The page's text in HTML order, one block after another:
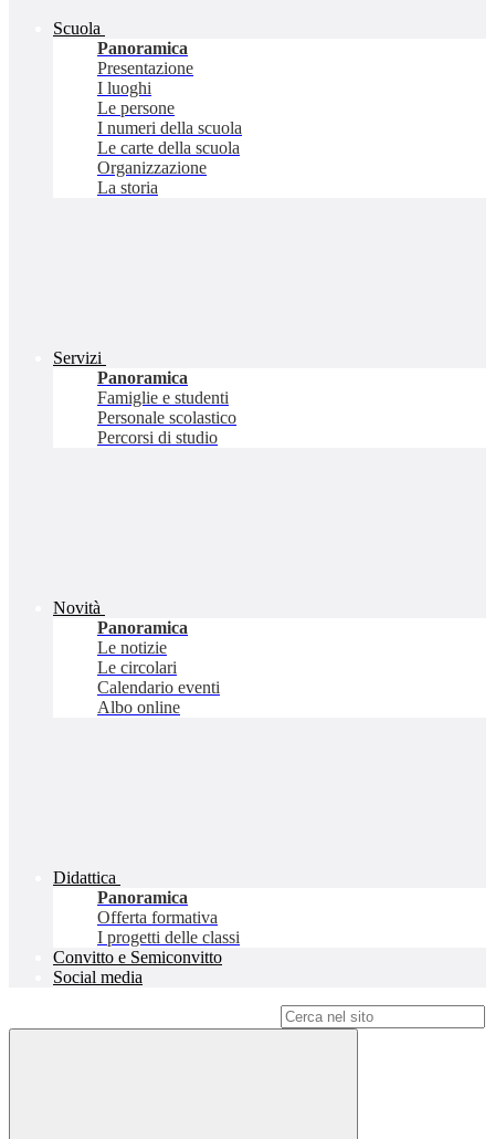
Scuola
Panoramica
Presentazione
I luoghi
Le persone
I numeri della scuola
Le carte della scuola
Organizzazione
La storia
Servizi
Panoramica
Famiglie e studenti
Personale scolastico
Percorsi di studio
Novità
Panoramica
Le notizie
Le circolari
Calendario eventi
Albo online
Didattica
Panoramica
Offerta formativa
I progetti delle classi
Convitto e Semiconvitto
Social media